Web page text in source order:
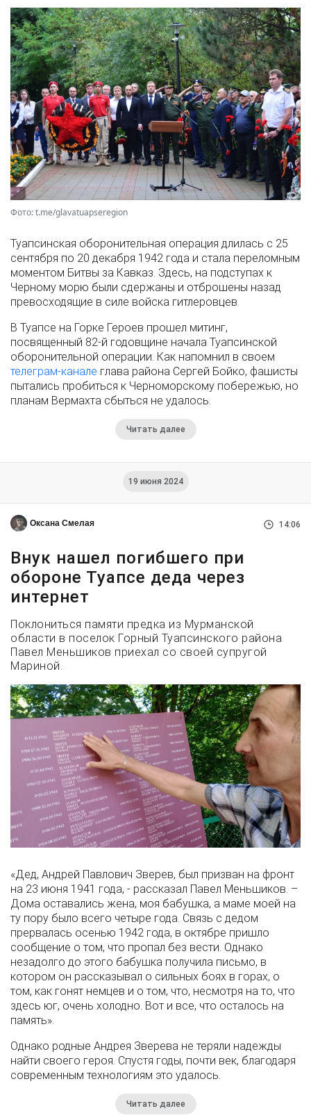
Фото: t.me/glavatuapseregion
Туапсинская оборонительная операция длилась с 25
сентября по 20 декабря 1942 года и стала переломным
моментом Битвы за Кавказ. Здесь, на подступах к
Черному морю были сдержаны и отброшены назад
превосходящие в силе войска гитлеровцев.
В Туапсе на Горке Героев прошел митинг,
посвященный 82-й годовщине начала Туапсинской
оборонительной операции. Как напомнил в своем
телеграм-канале глава района Сергей Бойко, фашисты
пытались пробиться к Черноморскому побережью, но
планам Вермахта сбыться не удалось.
Читать далее
19 июня 2024
Оксана Смелая 14:06
Внук нашел погибшего при
обороне Туапсе деда через
интернет
Поклониться памяти предка из Мурманской
области в поселок Горный Туапсинского района
Павел Меньшиков приехал со своей супругой
Мариной.
«Дед, Андрей Павлович Зверев, был призван на фронт
на 23 июня 1941 года, - рассказал Павел Меньшиков. –
Дома оставались жена, моя бабушка, а маме моей на
ту пору было всего четыре года. Связь с дедом
прервалась осенью 1942 года, в октябре пришло
сообщение о том, что пропал без вести. Однако
незадолго до этого бабушка получила письмо, в
котором он рассказывал о сильных боях в горах, о
том, как гонят немцев и о том, что, несмотря на то, что
здесь юг, очень холодно. Вот и все, что осталось на
память».
Однако родные Андрея Зверева не теряли надежды
найти своего героя. Спустя годы, почти век, благодаря
современным технологиям это удалось.
Читать далее